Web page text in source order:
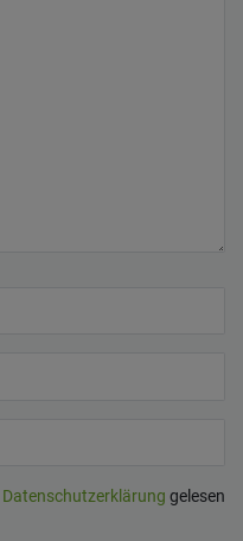
Daten­schutz­erklärung gelesen